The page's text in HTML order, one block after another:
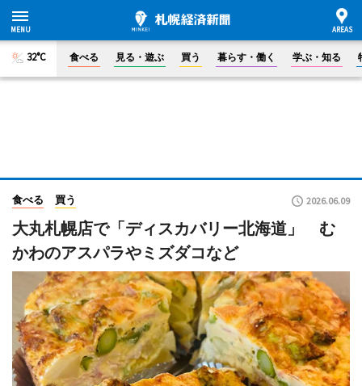
32°C 食べる 見る・遊ぶ 買う 暮らす・働く 学ぶ・知る
食べる 買う 2026.06.09
大丸札幌店で「ディスカバリー北海道」 む
かわのアスパラやミズダコなど